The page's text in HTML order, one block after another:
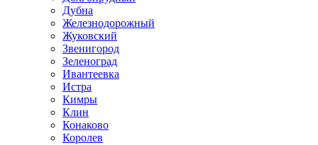
Дубна
Железнодорожный
Жуковский
Звенигород
Зеленоград
Ивантеевка
Истра
Кимры
Клин
Конаково
Королев